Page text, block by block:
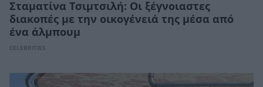
Σταματίνα Τσιμτσιλή: Οι ξέγνοιαστες
διακοπές με την οικογένειά της μέσα από
ένα άλμπουμ
CELEBRITIES